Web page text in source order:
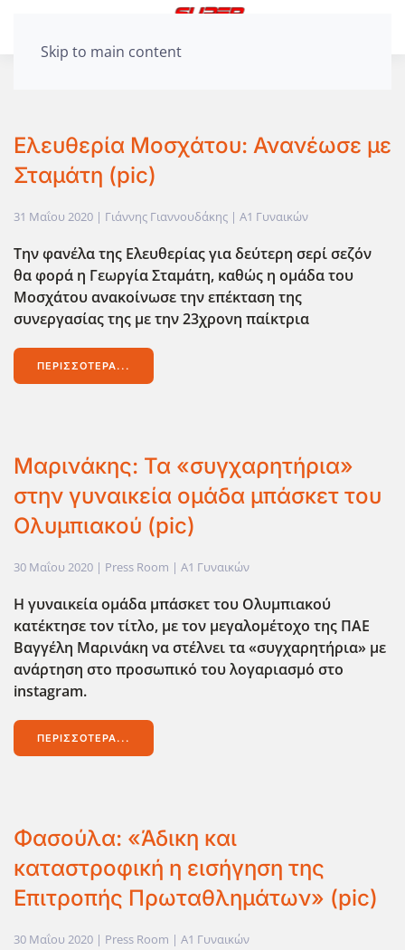
Skip to main content
Ελευθερία Μοσχάτου: Ανανέωσε με
Σταμάτη (pic)
31 Μαΐου 2020 | Γιάννης Γιαννουδάκης | Α1 Γυναικών
Την φανέλα της Ελευθερίας για δεύτερη σερί σεζόν
θα φορά η Γεωργία Σταμάτη, καθώς η ομάδα του
Μοσχάτου ανακοίνωσε την επέκταση της
συνεργασίας της με την 23χρονη παίκτρια
ΠΕΡΙΣΣΌΤΕΡΑ...
Μαρινάκης: Τα «συγχαρητήρια»
στην γυναικεία ομάδα μπάσκετ του
Ολυμπιακού (pic)
30 Μαΐου 2020 | Press Room | Α1 Γυναικών
Η γυναικεία ομάδα μπάσκετ του Ολυμπιακού
κατέκτησε τον τίτλο, με τον μεγαλομέτοχο της ΠΑΕ
Βαγγέλη Μαρινάκη να στέλνει τα «συγχαρητήρια» με
ανάρτηση στο προσωπικό του λογαριασμό στο
instagram.
ΠΕΡΙΣΣΌΤΕΡΑ...
Φασούλα: «Άδικη και
καταστροφική η εισήγηση της
Επιτροπής Πρωταθλημάτων» (pic)
30 Μαΐου 2020 | Press Room | Α1 Γυναικών